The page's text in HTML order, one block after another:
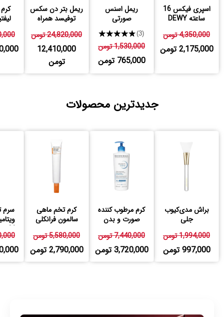
اسپری فیکس 16
ساعته DEWY
4,350,000 تومن
2,175,000 تومن
ریمل اسنس
صورتی
★★★★★(3)
1,530,000 تومن
765,000 تومن
ریمل بتر دن سکس
توفیسد همراه
24,820,000 تومن
12,410,000
تومن
جدیدترین محصولات
براش مدی‌کیوب
جلی
1,994,000 تومن
997,000 تومن
کرم مرطوب کننده
صورت و بدن
7,440,000 تومن
3,720,000 تومن
کرم تخم ماهی
سالمون فرانکلی
5,580,000 تومن
2,790,000 تومن
سرم
23 درصد فرانکلی